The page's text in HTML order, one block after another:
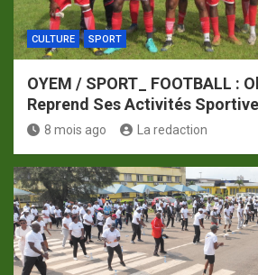
CULTURE SPORT
OYEM / SPORT_ FOOTBALL :
Reprend Ses Activités
8 mois ago La redaction